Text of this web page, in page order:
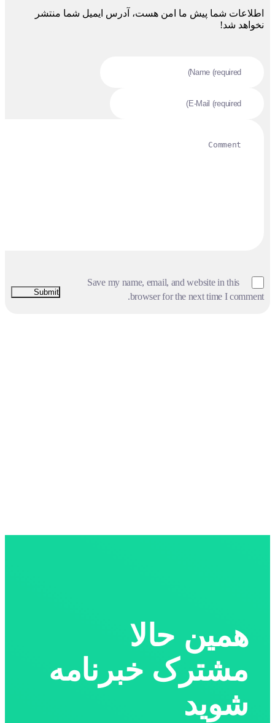
اطلاعات شما پیش ما امن هست، آدرس ایمیل شما منتشر
نخواهد شد!
Save my name, email, and website in this
browser for the next time I comment.
همین حالا
مشترک خبرنامه
شوید